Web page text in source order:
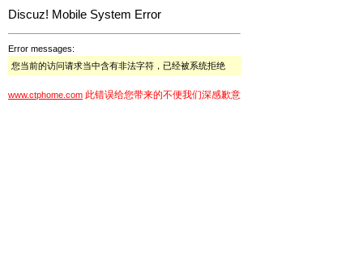
Discuz! Mobile System Error
Error messages:
您当前的访问请求当中含有非法字符，已经被系统拒绝
www.ctphome.com 此错误给您带来的不便我们深感歉意